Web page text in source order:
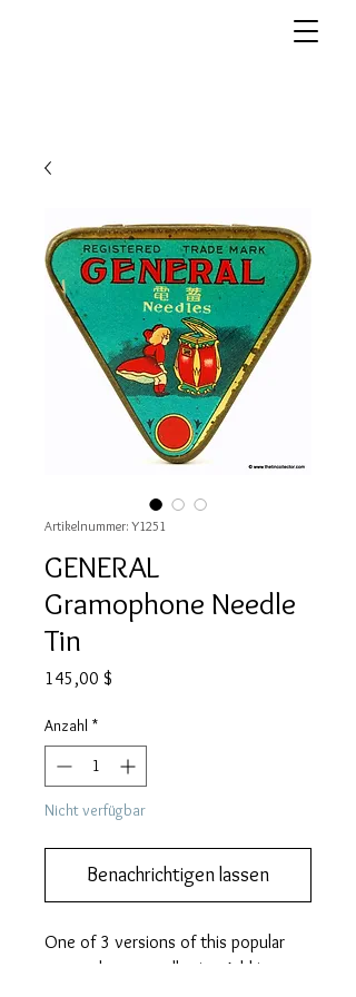
Artikelnummer: Y1251
GENERAL
Gramophone Needle
Tin
145,00 $
Anzahl *
Nicht verfügbar
Benachrichtigen lassen
One of 3 versions of this popular
gramophone needle tin.  Add it to